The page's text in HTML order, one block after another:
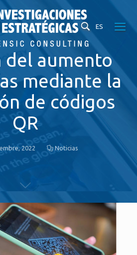
ES
del aumento
mediante la
de códigos
QR
2022 Noticias